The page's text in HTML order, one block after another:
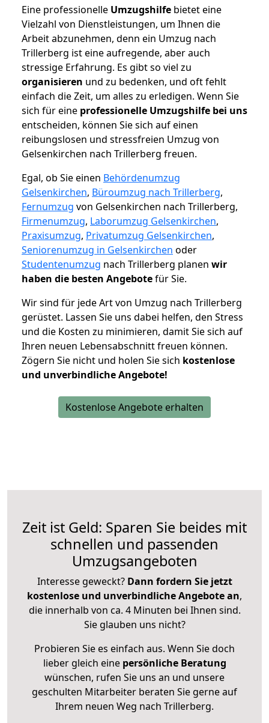
Eine professionelle Umzugshilfe bietet eine
Vielzahl von Dienstleistungen, um Ihnen die
Arbeit abzunehmen, denn ein Umzug nach
Trillerberg ist eine aufregende, aber auch
stressige Erfahrung. Es gibt so viel zu
organisieren und zu bedenken, und oft fehlt
einfach die Zeit, um alles zu erledigen. Wenn Sie
sich für eine professionelle Umzugshilfe bei uns
entscheiden, können Sie sich auf einen
reibungslosen und stressfreien Umzug von
Gelsenkirchen nach Trillerberg freuen.
Egal, ob Sie einen Behördenumzug
Gelsenkirchen, Büroumzug nach Trillerberg,
Fernumzug von Gelsenkirchen nach Trillerberg,
Firmenumzug, Laborumzug Gelsenkirchen,
Praxisumzug, Privatumzug Gelsenkirchen,
Seniorenumzug in Gelsenkirchen oder
Studentenumzug nach Trillerberg planen wir
haben die besten Angebotefür Sie.
Wir sind für jede Art von Umzug nach Trillerberg
gerüstet. Lassen Sie uns dabei helfen, den Stress
und die Kosten zu minimieren, damit Sie sich auf
Ihren neuen Lebensabschnitt freuen können.
Zögern Sie nicht und holen Sie sich kostenlose
und unverbindliche Angebote!
Kostenlose Angebote erhalten
Zeit ist Geld: Sparen Sie beides mit
schnellen und passenden
Umzugsangeboten
Interesse geweckt? Dann fordern Sie jetzt
kostenlose und unverbindliche Angebote an,
die innerhalb von ca. 4 Minuten bei Ihnen sind.
Sie glauben uns nicht?
Probieren Sie es einfach aus. Wenn Sie doch
lieber gleich eine persönliche Beratung
wünschen, rufen Sie uns an und unsere
geschulten Mitarbeiter beraten Sie gerne auf
Ihrem neuen Weg nach Trillerberg.